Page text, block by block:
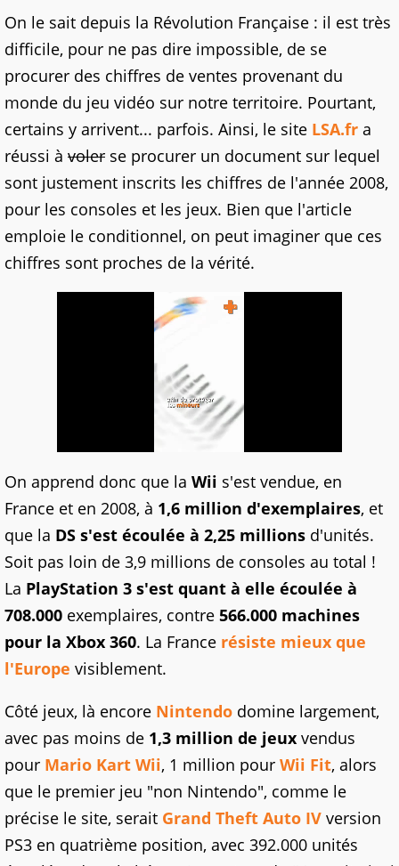
On le sait depuis la Révolution Française : il est très
difficile, pour ne pas dire impossible, de se
procurer des chiffres de ventes provenant du
monde du jeu vidéo sur notre territoire. Pourtant,
certains y arrivent... parfois. Ainsi, le site LSA.fr a
réussi à voler se procurer un document sur lequel
sont justement inscrits les chiffres de l'année 2008,
pour les consoles et les jeux. Bien que l'article
emploie le conditionnel, on peut imaginer que ces
chiffres sont proches de la vérité.
On apprend donc que la Wii s'est vendue, en
France et en 2008, à 1,6 million d'exemplaires, et
que la DS s'est écoulée à 2,25 millions d'unités.
Soit pas loin de 3,9 millions de consoles au total !
La PlayStation 3 s'est quant à elle écoulée à
708.000 exemplaires, contre 566.000 machines
pour la Xbox 360. La France résiste mieux que
l'Europe visiblement.
Côté jeux, là encore Nintendo domine largement,
avec pas moins de 1,3 million de jeux vendus
pour Mario Kart Wii, 1 million pour Wii Fit, alors
que le premier jeu "non Nintendo", comme le
précise le site, serait Grand Theft Auto IV version
PS3 en quatrième position, avec 392.000 unités